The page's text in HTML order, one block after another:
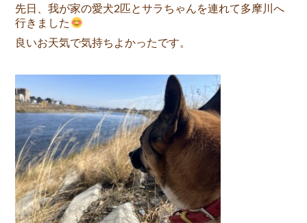
先日、我が家の愛犬2匹とサラちゃんを連れて多摩川へ
行きました
良いお天気で気持ちよかったです。